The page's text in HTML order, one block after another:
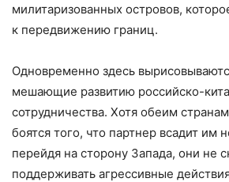
милитаризованных островов,
к передвижению границ.
Одновременно здесь
мешающие развитию российско-
сотрудничества. Хотя обеим
боятся того, что партнер всадит им
перейдя на сторону Запада, они не
поддерживать агрессивные